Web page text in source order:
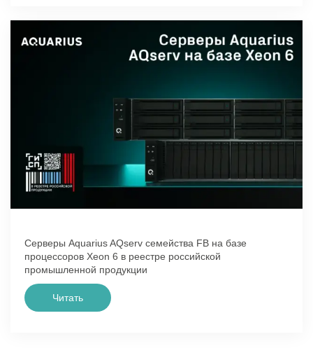
Серверы Aquarius AQserv семейства FB на базе
процессоров Xeon 6 в реестре российской
промышленной продукции
Читать